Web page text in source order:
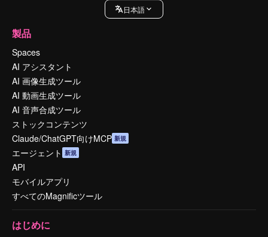
日本語
製品
Spaces
AI アシスタント
AI 画像生成ツール
AI 動画生成ツール
AI 音声合成ツール
ストックコンテンツ
Claude/ChatGPT向けMCP 新規
エージェント 新規
API
モバイルアプリ
すべてのMagnificツール
はじめに